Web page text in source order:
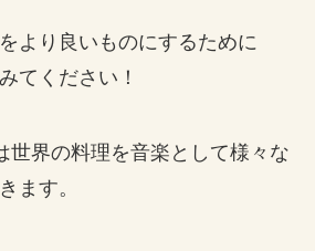
より良いものにするために
てください！
世界の料理を音楽として様々な
ます。